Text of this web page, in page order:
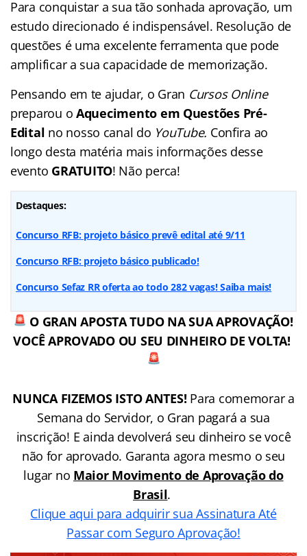
Para conquistar a sua tão sonhada aprovação, um
estudo direcionado é indispensável. Resolução de
questões é uma excelente ferramenta que pode
amplificar a sua capacidade de memorização.
Pensando em te ajudar, o Gran Cursos Online
preparou oAquecimento em Questões Pré-
Edital no nosso canal do YouTube. Confira ao
longo desta matéria mais informações desse
evento GRATUITO! Não perca!
Destaques:
Concurso RFB: projeto básico prevê edital até 9/11
Concurso RFB: projeto básico publicado!
Concurso Sefaz RR oferta ao todo 282 vagas! Saiba mais!
O GRAN APOSTA TUDO NA SUA APROVAÇÃO!
VOCÊ APROVADO OU SEU DINHEIRO DE VOLTA!
NUNCA FIZEMOS ISTO ANTES! Para comemorar a
Semana do Servidor, o Gran pagará a sua
inscrição! E ainda devolverá seu dinheiro se você
não for aprovado. Garanta agora mesmo o seu
lugar no Maior Movimento de Aprovação do
Brasil.
Clique aqui para adquirir sua Assinatura Até
Passar com Seguro Aprovação!